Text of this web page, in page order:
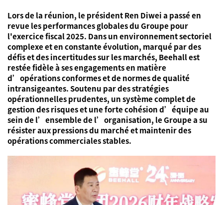
Lors de la réunion, le président Ren Diwei a passé en
revue les performances globales du Groupe pour
l'exercice fiscal 2025. Dans un environnement sectoriel
complexe et en constante évolution, marqué par des
défis et des incertitudes sur les marchés, Beehall est
restée fidèle à ses engagements en matière
d’opérations conformes et de normes de qualité
intransigeantes. Soutenu par des stratégies
opérationnelles prudentes, un système complet de
gestion des risques et une forte cohésion d’équipe au
sein de l’ensemble de l’organisation, le Groupe a su
résister aux pressions du marché et maintenir des
opérations commerciales stables.